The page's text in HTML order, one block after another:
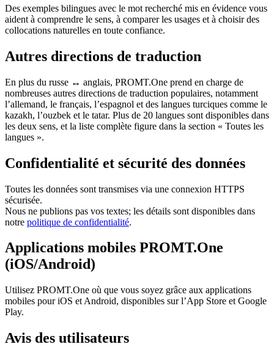
Des exemples bilingues avec le mot recherché mis en évidence vous
aident à comprendre le sens, à comparer les usages et à choisir des
collocations naturelles en toute confiance.
Autres directions de traduction
En plus du russe ↔ anglais, PROMT.One prend en charge de
nombreuses autres directions de traduction populaires, notamment
l’allemand, le français, l’espagnol et des langues turciques comme le
kazakh, l’ouzbek et le tatar. Plus de 20 langues sont disponibles dans
les deux sens, et la liste complète figure dans la section « Toutes les
langues ».
Confidentialité et sécurité des données
Toutes les données sont transmises via une connexion HTTPS
sécurisée.
Nous ne publions pas vos textes; les détails sont disponibles dans
notre politique de confidentialité.
Applications mobiles PROMT.One
(iOS/Android)
Utilisez PROMT.One où que vous soyez grâce aux applications
mobiles pour iOS et Android, disponibles sur l’App Store et Google
Play.
Avis des utilisateurs